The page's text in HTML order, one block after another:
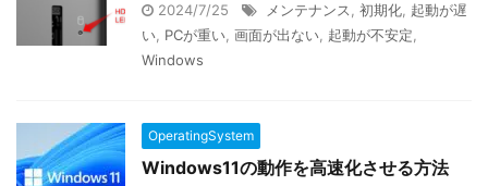
2024/7/25 メンテナンス 初期化 起動が遅
い PCが重い 画面が出ない 起動が不安定
Windows
OperatingSystem
Windows11の動作を高速化させる方法